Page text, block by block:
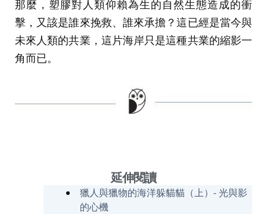
那麼，塑膠對人類仰賴為生的自然生態造成的衝
擊，又該是誰來挽救、誰來承擔？這已經是當今與
未來人類的共業，這片海岸只是這種共業的縮影一
角而已。
延伸閱讀
獵人與獵物的海洋躲貓貓（上）- 光與影
的心機